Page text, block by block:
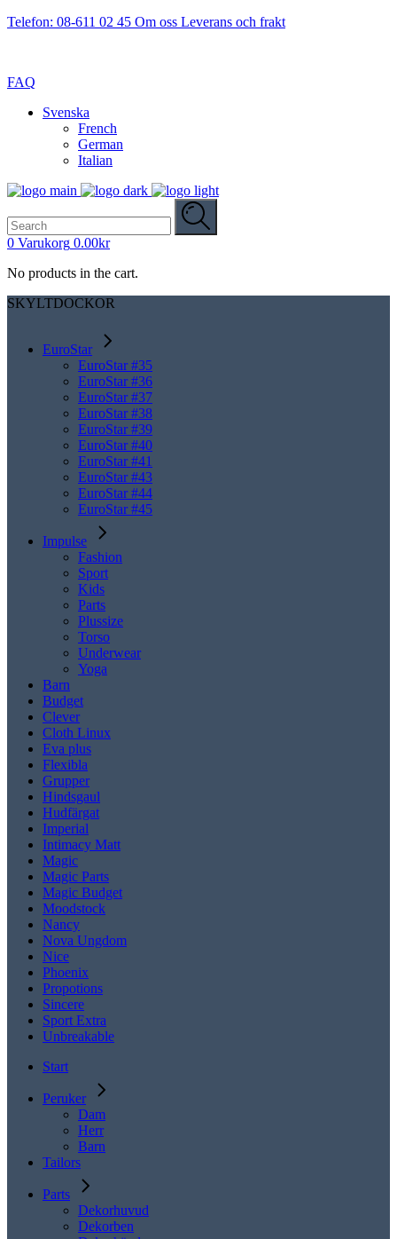
Telefon: 08-611 02 45 Om oss Leverans och frakt
FAQ
Svenska
French
German
Italian
for:
0 Varukorg 0.00kr
No products in the cart.
SKYLTDOCKOR
EuroStar
EuroStar #35
EuroStar #36
EuroStar #37
EuroStar #38
EuroStar #39
EuroStar #40
EuroStar #41
EuroStar #43
EuroStar #44
EuroStar #45
Impulse
Fashion
Sport
Kids
Parts
Plussize
Torso
Underwear
Yoga
Barn
Budget
Clever
Cloth Linux
Eva plus
Flexibla
Grupper
Hindsgaul
Hudfärgat
Imperial
Intimacy Matt
Magic
Magic Parts
Magic Budget
Moodstock
Nancy
Nova Ungdom
Nice
Phoenix
Propotions
Sincere
Sport Extra
Unbreakable
Start
Peruker
Dam
Herr
Barn
Tailors
Parts
Dekorhuvud
Dekorben